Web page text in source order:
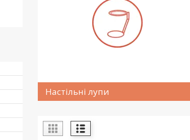
Настільні лупи